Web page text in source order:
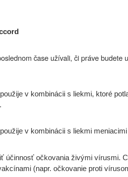
čase užívali, či práve budete
v kombinácii s liekmi, ktoré
v kombinácii s liekmi
účinnosť očkovania živými vírusmi.
(napr. očkovanie proti